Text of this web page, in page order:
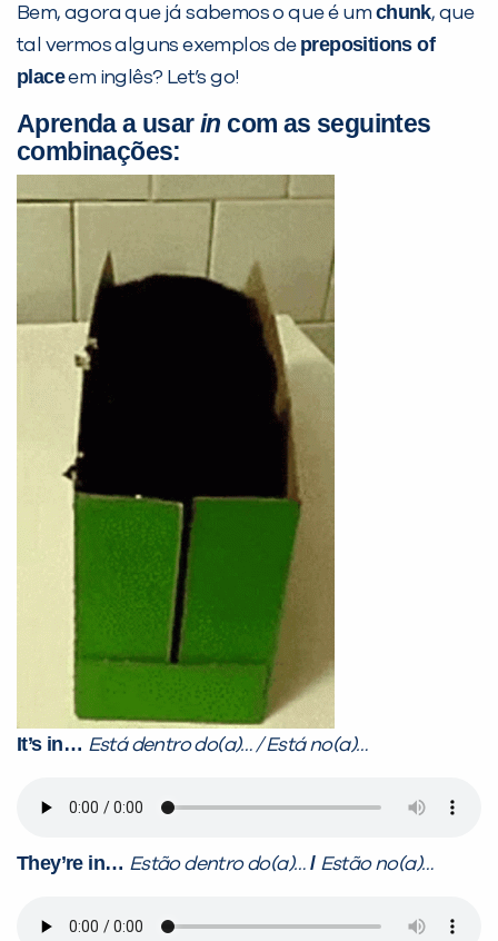
Bem, agora que já sabemos o que é um chunk, que
tal vermos alguns exemplos de prepositions of
placeem inglês? Let’s go!
Aprenda a usarin com as seguintes
combinações:
It’s in… Está dentro do(a)… / Está no(a)…
They’re in… Estão dentro do(a)…/ Estão no(a)…